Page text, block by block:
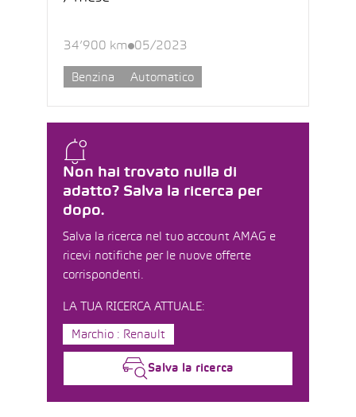
Non hai trovato nulla di
adatto? Salva la ricerca per
dopo.
Salva la ricerca nel tuo account AMAG e
ricevi notifiche per le nuove offerte
corrispondenti.
LA TUA RICERCA ATTUALE:
Marchio : Renault
Salva la ricerca
34’900 km 05/2023
Benzina Automatico